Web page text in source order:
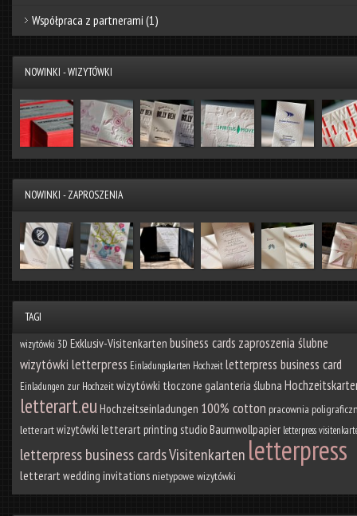
Współpraca z partnerami (1)
NOWINKI - WIZYTÓWKI
NOWINKI - ZAPROSZENIA
TAGI
wizytówki 3D Exklusiv-Visitenkarten business cards zaproszenia ślubne
wizytówki letterpress Einladungskarten Hochzeitletterpress business card
Einladungen zur Hochzeitwizytówki tłoczone galanteria ślubna
letterart.eu Hochzeitseinladungen 100% cotton pracownia
letterartwizytówki letterart printing studioBaumwollpapier letterpress
letterpress business cardsVisitenkarten letterpress
letterart wedding invitations nietypowe wizytówki